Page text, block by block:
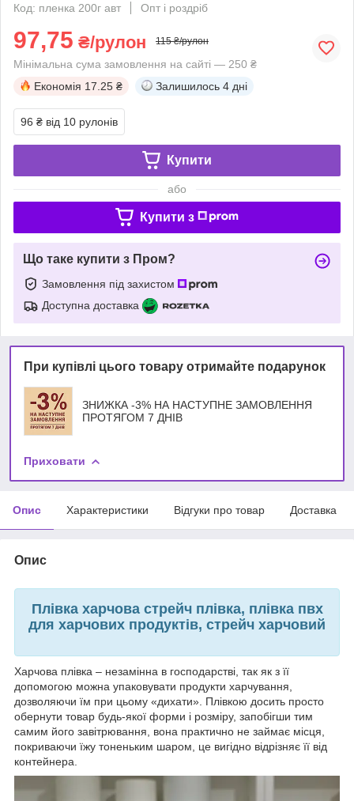
Код: пленка 200г авт
Опт і роздріб
97,75 ₴/рулон 115 ₴/рулон
Мінімальна сума замовлення на сайті — 250 ₴
Економія 17.25 ₴ Залишилось 4 дні
96 ₴ від 10 рулонів
Купити
або
Купити з
Що таке купити з Пром?
Замовлення під захистом
Доступна доставка
При купівлі цього товару отримайте подарунок
ЗНИЖКА -3% НА НАСТУПНЕ ЗАМОВЛЕННЯ
ПРОТЯГОМ 7 ДНІВ
Приховати
Опис Характеристики Відгуки про товар Доставка
Опис
Плівка харчова стрейч плівка, плівка пвх
для харчових продуктів, стрейч харчовий
Харчова плівка – незамінна в господарстві, так як з її
допомогою можна упаковувати продукти харчування,
дозволяючи їм при цьому «дихати». Плівкою досить просто
обернути товар будь-якої форми і розміру, запобігши тим
самим його завітрювання, вона практично не займає місця,
покриваючи їжу тоненьким шаром, це вигідно відрізняє її від
контейнера.